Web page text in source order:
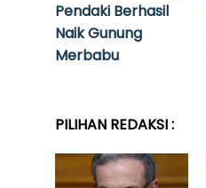
Pendaki Berhasil
Naik Gunung
Merbabu
PILIHAN REDAKSI :